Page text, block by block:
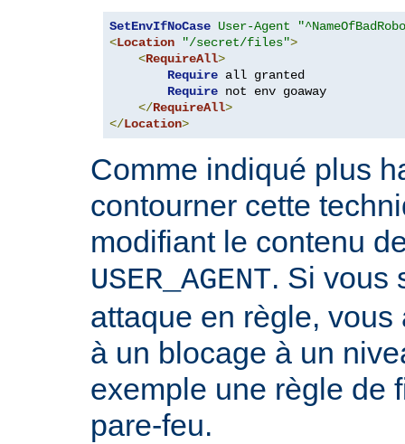
SetEnvIfNoCase User-Agent
<Location "/secret/files">
<RequireAll>
Require all granted
Require not env goaway
</RequireAll>
</Location>
Comme indiqué plus
contourner cette
modifiant le contenu
USER_AGENT. Si vous
attaque en règle,
à un blocage à un
exemple une règle de
pare-feu.